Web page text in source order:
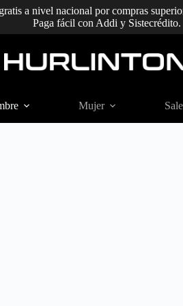
a nivel nacional por compras
Paga fácil con Addi y Sistecrédito.
Mujer Sale